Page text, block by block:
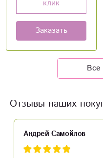
клик
Заказать
Все
Отзывы наших
Андрей Самойлов